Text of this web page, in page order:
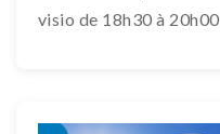
visio de 18h30 à 20h00